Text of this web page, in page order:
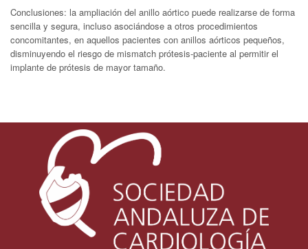
Conclusiones: la ampliación del anillo aórtico puede realizarse de forma
sencilla y segura, incluso asociándose a otros procedimientos
concomitantes, en aquellos pacientes con anillos aórticos pequeños,
disminuyendo el riesgo de mismatch prótesis-paciente al permitir el
implante de prótesis de mayor tamaño.